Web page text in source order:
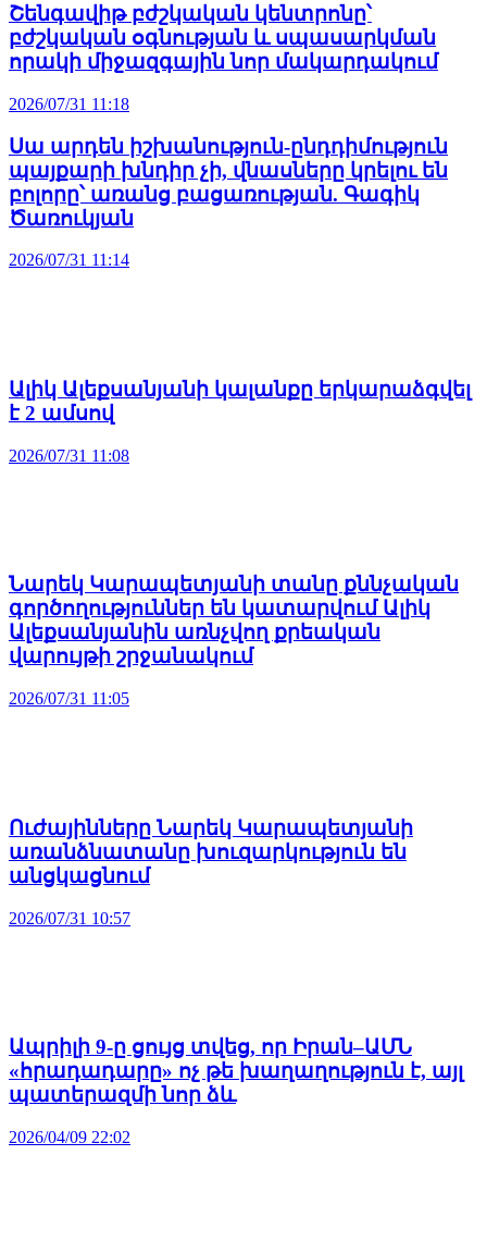
Շենգավիթ բժշկական կենտրոնը՝
բժշկական օգնության և սպասարկման
որակի միջազգային նոր մակարդակում
2026/07/31 11:18
Սա արդեն իշխանություն-ընդդիմություն
պայքարի խնդիր չի, վնասները կրելու են
բոլորը՝ առանց բացառության. Գագիկ
Ծառուկյան
2026/07/31 11:14
Ալիկ Ալեքսանյանի կալանքը երկարաձգվել
է 2 ամսով
2026/07/31 11:08
Նարեկ Կարապետյանի տանը քննչական
գործողություններ են կատարվում Ալիկ
Ալեքսանյանին առնչվող քրեական
վարույթի շրջանակում
2026/07/31 11:05
Ուժայինները Նարեկ Կարապետյանի
առանձնատանը խուզարկություն են
անցկացնում
2026/07/31 10:57
Ապրիլի 9-ը ցույց տվեց, որ Իրան–ԱՄՆ
«հրադադարը» ոչ թե խաղաղություն է, այլ
պատերազմի նոր ձև
2026/04/09 22:02